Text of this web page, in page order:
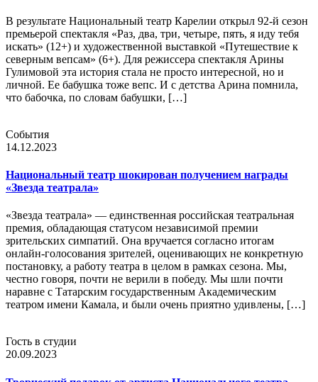
В результате Национальный театр Карелии открыл 92-й сезон
премьерой спектакля «Раз, два, три, четыре, пять, я иду тебя
искать» (12+) и художественной выставкой «Путешествие к
северным вепсам» (6+). Для режиссера спектакля Арины
Гулимовой эта история стала не просто интересной, но и
личной. Ее бабушка тоже вепс. И с детства Арина помнила,
что бабочка, по словам бабушки, […]
События
14.12.2023
Национальный театр шокирован получением награды
«Звезда театрала»
«Звезда театрала» — единственная российская театральная
премия, обладающая статусом независимой премии
зрительских симпатий. Она вручается согласно итогам
онлайн-голосования зрителей, оценивающих не конкретную
постановку, а работу театра в целом в рамках сезона. Мы,
честно говоря, почти не верили в победу. Мы шли почти
наравне с Татарским государственным Академическим
театром имени Камала, и были очень приятно удивлены, […]
Гость в студии
20.09.2023